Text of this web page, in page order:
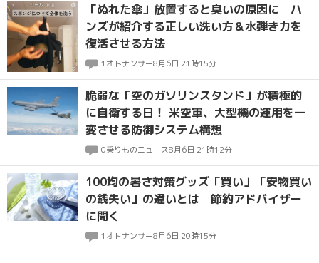
「ぬれた傘」放置すると臭いの原因に ハ
ンズが紹介する正しい洗い方＆水弾き力を
復活させる方法
1 オトナンサー8月6日 21時15分
脆弱な「空のガソリンスタンド」が積極的
に自衛する日！ 米空軍、大型機の運用を一
変させる防御システム構想
0乗りものニュース8月6日 21時12分
100均の暑さ対策グッズ「買い」「安物買い
の銭失い」の違いとは 節約アドバイザー
に聞く
1 オトナンサー8月6日 20時15分